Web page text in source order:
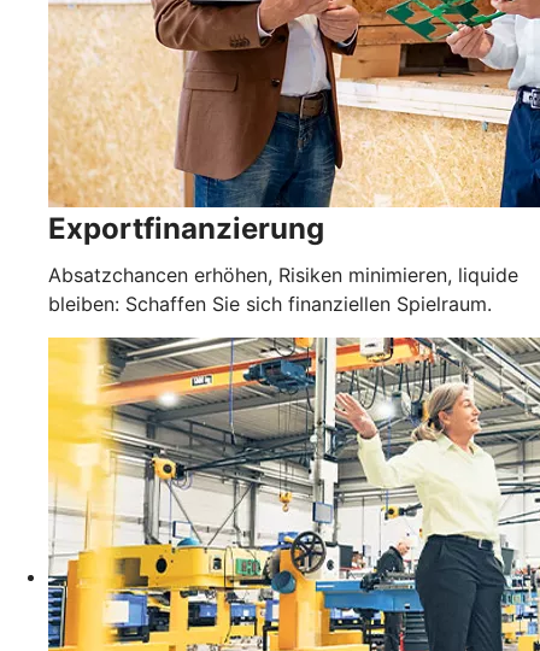
Exportfinanzierung
Absatzchancen erhöhen, Risiken minimieren, liquide
bleiben: Schaffen Sie sich finanziellen Spielraum.